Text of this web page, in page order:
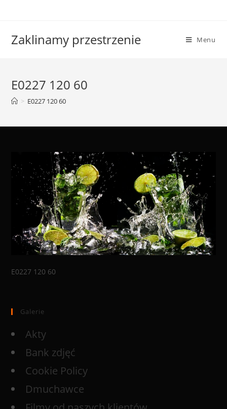
Zaklinamy przestrzenie Menu
E0227 120 60
> E0227 120 60
E0227 120 60
Galerie
Akty
Bank zdjęć
Cookie Policy
Dmuchawce